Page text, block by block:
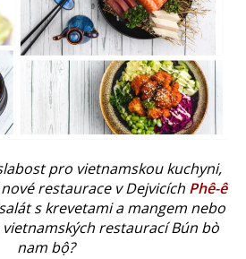
pro vietnamskou kuchyni,
restaurace v Dejvicích Phê-ê
s krevetami a mangem nebo
restaurací Bún bò
nam bộ?